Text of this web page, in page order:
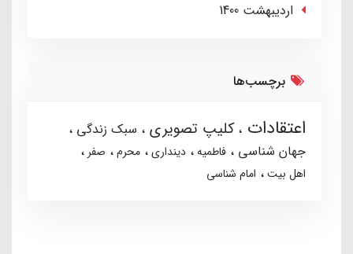
ارديبهشت 1400
برچسب‌ها
اعتقادات کلیپ تصویری
سبک زندگی
جهان شناسی
فاطمیه دینداری محرم
صفر
اهل بیت
امام شناسی